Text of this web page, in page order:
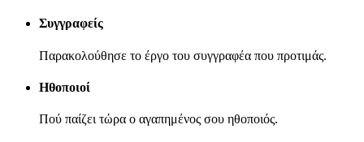
Συγγραφείς
Παρακολούθησε το έργο του συγγραφέα που προτιμάς.
Ηθοποιοί
Πού παίζει τώρα ο αγαπημένος σου ηθοποιός.